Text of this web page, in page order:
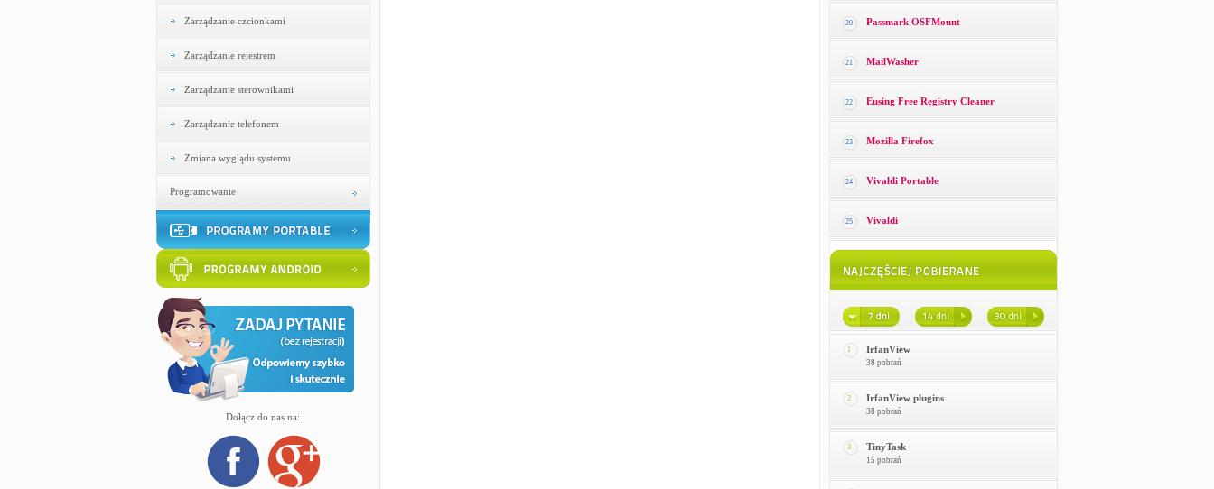
Zarządzanie czcionkami
Zarządzanie rejestrem
Zarządzanie sterownikami
Zarządzanie telefonem
Zmiana wyglądu systemu
Programowanie
Dołącz do nas na:
20 Passmark OSFMount
21 MailWasher
22 Eusing Free Registry Cleaner
23 Mozilla Firefox
24 Vivaldi Portable
25 Vivaldi
1 IrfanView
38 pobrań
2 IrfanView plugins
38 pobrań
3 TinyTask
15 pobrań